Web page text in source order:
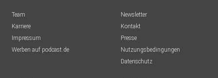
Team
Karriere
Impressum
Werben auf podcast.de
Newsletter
Kontakt
Presse
Nutzungsbedingungen
Datenschutz